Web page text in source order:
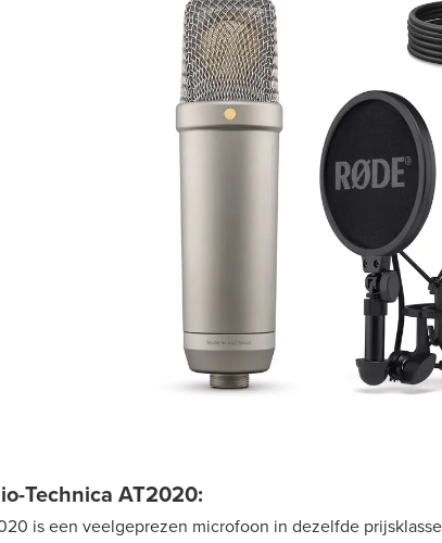
Technica AT2020:
is een veelgeprezen microfoon in dezelfde